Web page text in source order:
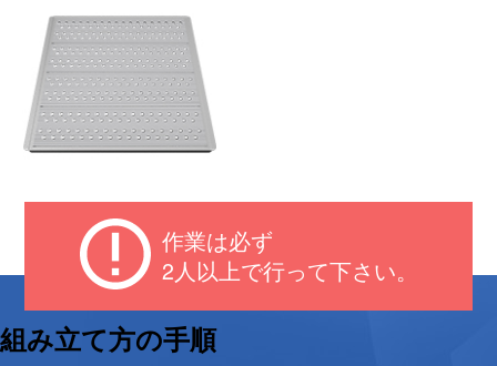
連結板
※縦横同時連結不可
組み立て方の手順
作業は必ず
2人以上で行って下さい。